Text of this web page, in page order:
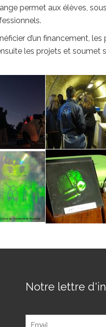
permet aux élèves,
d’un financement,
les projets et soumet
Notre lettre